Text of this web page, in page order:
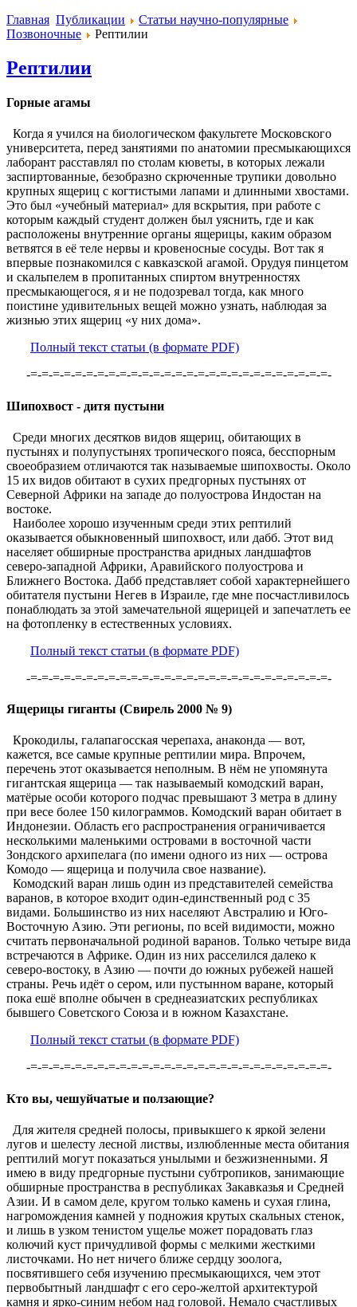
Главная Публикации
Статьи научно-популярные
Позвоночные
Рептилии
Рептилии
Горные агамы
Когда я учился на биологическом факультете Московского
университета, перед занятиями по анатомии пресмыкающихся
лаборант расставлял по столам кюветы, в которых лежали
заспиртованные, безобразно скрюченные трупики довольно
крупных ящериц с когтистыми лапами и длинными хвостами.
Это был «учебный материал» для вскрытия, при работе с
которым каждый студент должен был уяснить, где и как
расположены внутренние органы ящерицы, каким образом
ветвятся в её теле нервы и кровеносные сосуды. Вот так я
впервые познакомился с кавказской агамой. Орудуя пинцетом
и скальпелем в пропитанных спиртом внутренностях
пресмыкающегося, я и не подозревал тогда, как много
поистине удивительных вещей можно узнать, наблюдая за
жизнью этих ящериц «у них дома».
Полный текст статьи (в формате PDF)
-=-=-=-=-=-=-=-=-=-=-=-=-=-=-=-=-=-=-=-=-=-=-=-=-=-=-=-
Шипохвост - дитя пустыни
Среди многих десятков видов ящериц, обитающих в
пустынях и полупустынях тропического пояса, бесспорным
своеобразием отличаются так называемые шипохвосты. Около
15 их видов обитают в сухих предгорных пустынях от
Северной Африки на западе до полуострова Индостан на
востоке.
Наиболее хорошо изученным среди этих рептилий
оказывается обыкновенный шипохвост, или дабб. Этот вид
населяет обширные пространства аридных ландшафтов
северо-западной Африки, Аравийского полуострова и
Ближнего Востока. Дабб представляет собой характернейшего
обитателя пустыни Негев в Израиле, где мне посчастливилось
понаблюдать за этой замечательной ящерицей и запечатлеть ее
на фотопленку в естественных условиях.
Полный текст статьи (в формате PDF)
-=-=-=-=-=-=-=-=-=-=-=-=-=-=-=-=-=-=-=-=-=-=-=-=-=-=-=-
Ящерицы гиганты (Свирель 2000 № 9)
Крокодилы, галапагосская черепаха, анаконда — вот,
кажется, все самые крупные рептилии мира. Впрочем,
перечень этот оказывается неполным. В нём не упомянута
гигантская ящерица — так называемый комодский варан,
матёрые особи которого подчас превышают 3 метра в длину
при весе более 150 килограммов. Комодский варан обитает в
Индонезии. Область его распространения ограничивается
несколькими маленькими островами в восточной части
Зондского архипелага (по имени одного из них — острова
Комодо — ящерица и получила свое название).
Комодский варан лишь один из представителей семейства
варанов, в которое входит один-единственный род с 35
видами. Большинство из них населяют Австралию и Юго-
Восточную Азию. Эти регионы, по всей видимости, можно
считать первоначальной родиной варанов. Только четыре вида
встречаются в Африке. Один из них расселился далеко к
северо-востоку, в Азию — почти до южных рубежей нашей
страны. Речь идёт о сером, или пустынном варане, который
пока ешё вполне обычен в среднеазиатских республиках
бывшего Советского Союза и в южном Казахстане.
Полный текст статьи (в формате PDF)
-=-=-=-=-=-=-=-=-=-=-=-=-=-=-=-=-=-=-=-=-=-=-=-=-=-=-=-
Кто вы, чешуйчатые и ползающие?
Для жителя средней полосы, привыкшего к яркой зелени
лугов и шелесту лесной листвы, излюбленные места обитания
рептилий могут показаться унылыми и безжизненными. Я
имею в виду предгорные пустыни субтропиков, занимающие
обширные пространства в республиках Закавказья и Средней
Азии. И в самом деле, кругом только камень и сухая глина,
нагромождения камней у подножия крутых скальных стенок,
и лишь в узком тенистом ущелье может порадовать глаз
колючий куст причудливой формы с мелкими жесткими
листочками. Но нет ничего ближе сердцу зоолога,
посвятившего себя изучению пресмыкающихся, чем этот
первобытный ландшафт с его серо-желтой архитектурой
камня и ярко-синим небом над головой. Немало счастливых